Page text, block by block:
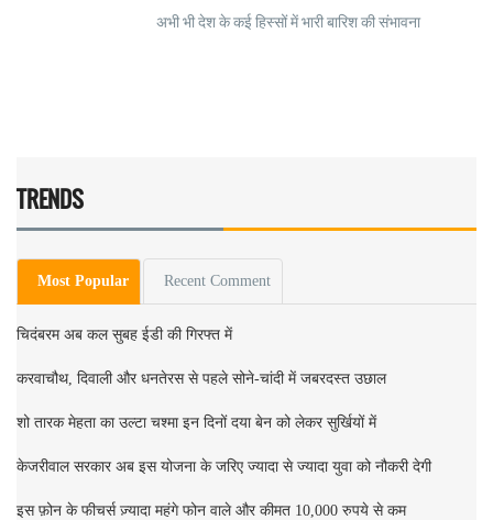
अभी भी देश के कई हिस्सों में भारी बारिश की संभावना
TRENDS
Most Popular Recent Comment
चिदंबरम अब कल सुबह ईडी की गिरफ्त में
करवाचौथ, दिवाली और धनतेरस से पहले सोने-चांदी में जबरदस्त उछाल
शो तारक मेहता का उल्टा चश्मा इन दिनों दया बेन को लेकर सुर्खियों में
केजरीवाल सरकार अब इस योजना के जरिए ज्यादा से ज्यादा युवा को नौकरी देगी
इस फ़ोन के फीचर्स ज़्यादा महंगे फोन वाले और कीमत 10,000 रुपये से कम